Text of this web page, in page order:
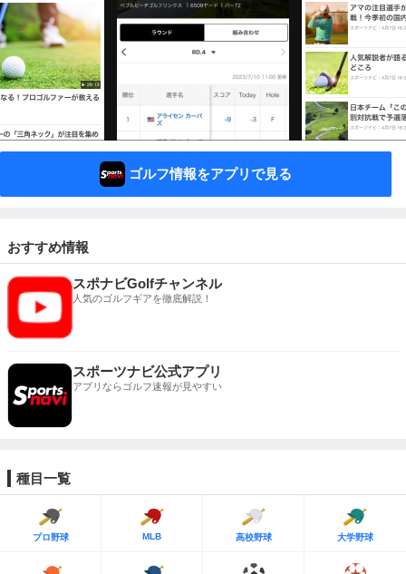
ゴルフ情報をアプリで見る
おすすめ情報
スポナビGolfチャンネル
人気のゴルフギアを徹底解説！
スポーツナビ公式アプリ
アプリならゴルフ速報が見やすい
種目一覧
プロ野球 MLB 高校野球 大学野球